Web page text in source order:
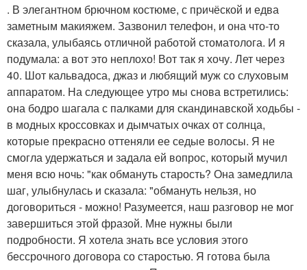
. В элегантном брючном костюме, с причёской и едва
заметным макияжем. Зазвонил телефон, и она что-то
сказала, улыбаясь отличной работой стоматолога. И я
подумала: а вот это неплохо! Вот так я хочу. Лет через
40. Шот кальвадоса, джаз и любящий муж со слуховым
аппаратом. На следующее утро мы снова встретились:
она бодро шагала с палками для скандинавской ходьбы -
в модных кроссовках и дымчатых очках от солнца,
которые прекрасно оттеняли ее седые волосы. Я не
смогла удержаться и задала ей вопрос, который мучил
меня всю ночь: "как обмануть старость? Она замедлила
шаг, улыбнулась и сказала: "обмануть нельзя, но
договориться - можно! Разумеется, наш разговор не мог
завершиться этой фразой. Мне нужны были
подробности. Я хотела знать все условия этого
бессрочного договора со старостью. Я готова была